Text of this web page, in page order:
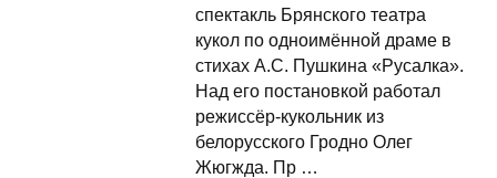
спектакль Брянского театра
кукол по одноимённой драме в
стихах А.С. Пушкина «Русалка».
Над его постановкой работал
режиссёр-кукольник из
белорусского Гродно Олег
Жюгжда. Пр …